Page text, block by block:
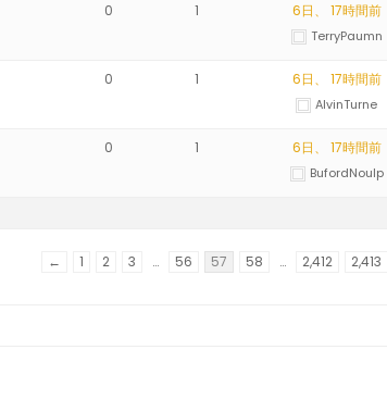
0 1 6日、 17時間前
TerryPaumn
0 1 6日、 17時間前
AlvinTurne
0 1 6日、 17時間前
BufordNoulp
← 1 2 3 … 56 57 58 … 2,412 2,413